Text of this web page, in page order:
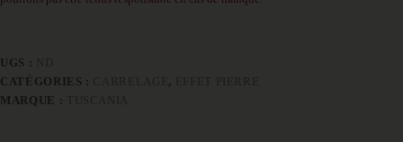
UGS :
CATÉGORIES :
,
MARQUE :